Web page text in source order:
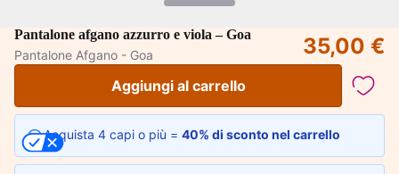
Pantalone afgano azzurro e viola – Goa
Pantalone Afgano - Goa
35,00 €
Aggiungi al carrello
Acquista 4 capi o più = 40% di sconto nel carrello